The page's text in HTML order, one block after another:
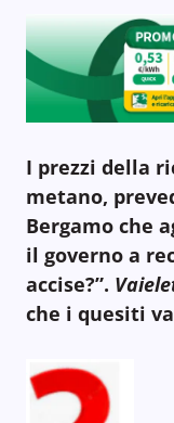
I prezzi della
metano,
Bergamo che
il governo a
accise?”.
che i quesiti